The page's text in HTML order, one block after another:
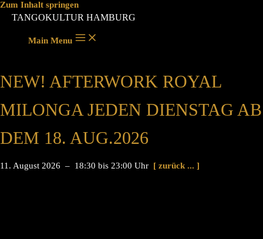
Zum Inhalt springen
TANGOKULTUR HAMBURG
Main Menu
NEW! AFTERWORK ROYAL
MILONGA JEDEN DIENSTAG AB
DEM 18. AUG.2026
11. August 2026 – 18:30 bis 23:00 Uhr [ zurück ... ]